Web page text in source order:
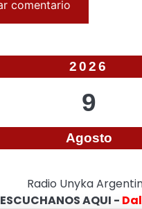
2026
9
Agosto
Radio Unyka
ESCUCHANOS AQUI -